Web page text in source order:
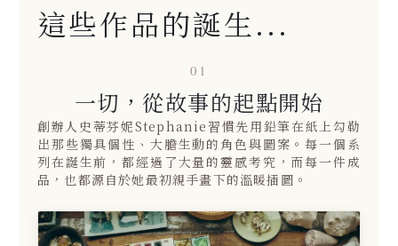
這些作品的誕生...
01
一切，從故事的起點開始
創辦人史蒂芬妮Stephanie習慣先用鉛筆在紙上勾勒
出那些獨具個性、大膽生動的角色與圖案。每一個系
列在誕生前，都經過了大量的靈感考究，而每一件成
品，也都源自於她最初親手畫下的溫暖插圖。